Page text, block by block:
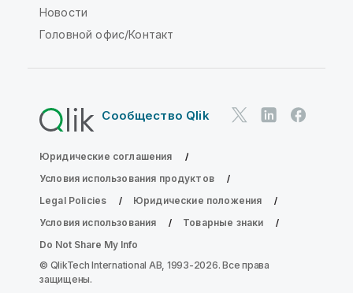
Новости
Головной офис/Контакт
Сообщество Qlik
Юридические соглашения
Условия использования продуктов
Legal Policies
Юридические положения
Условия использования
Товарные знаки
Do Not Share My Info
© QlikTech International AB, 1993-2026. Все права
защищены.